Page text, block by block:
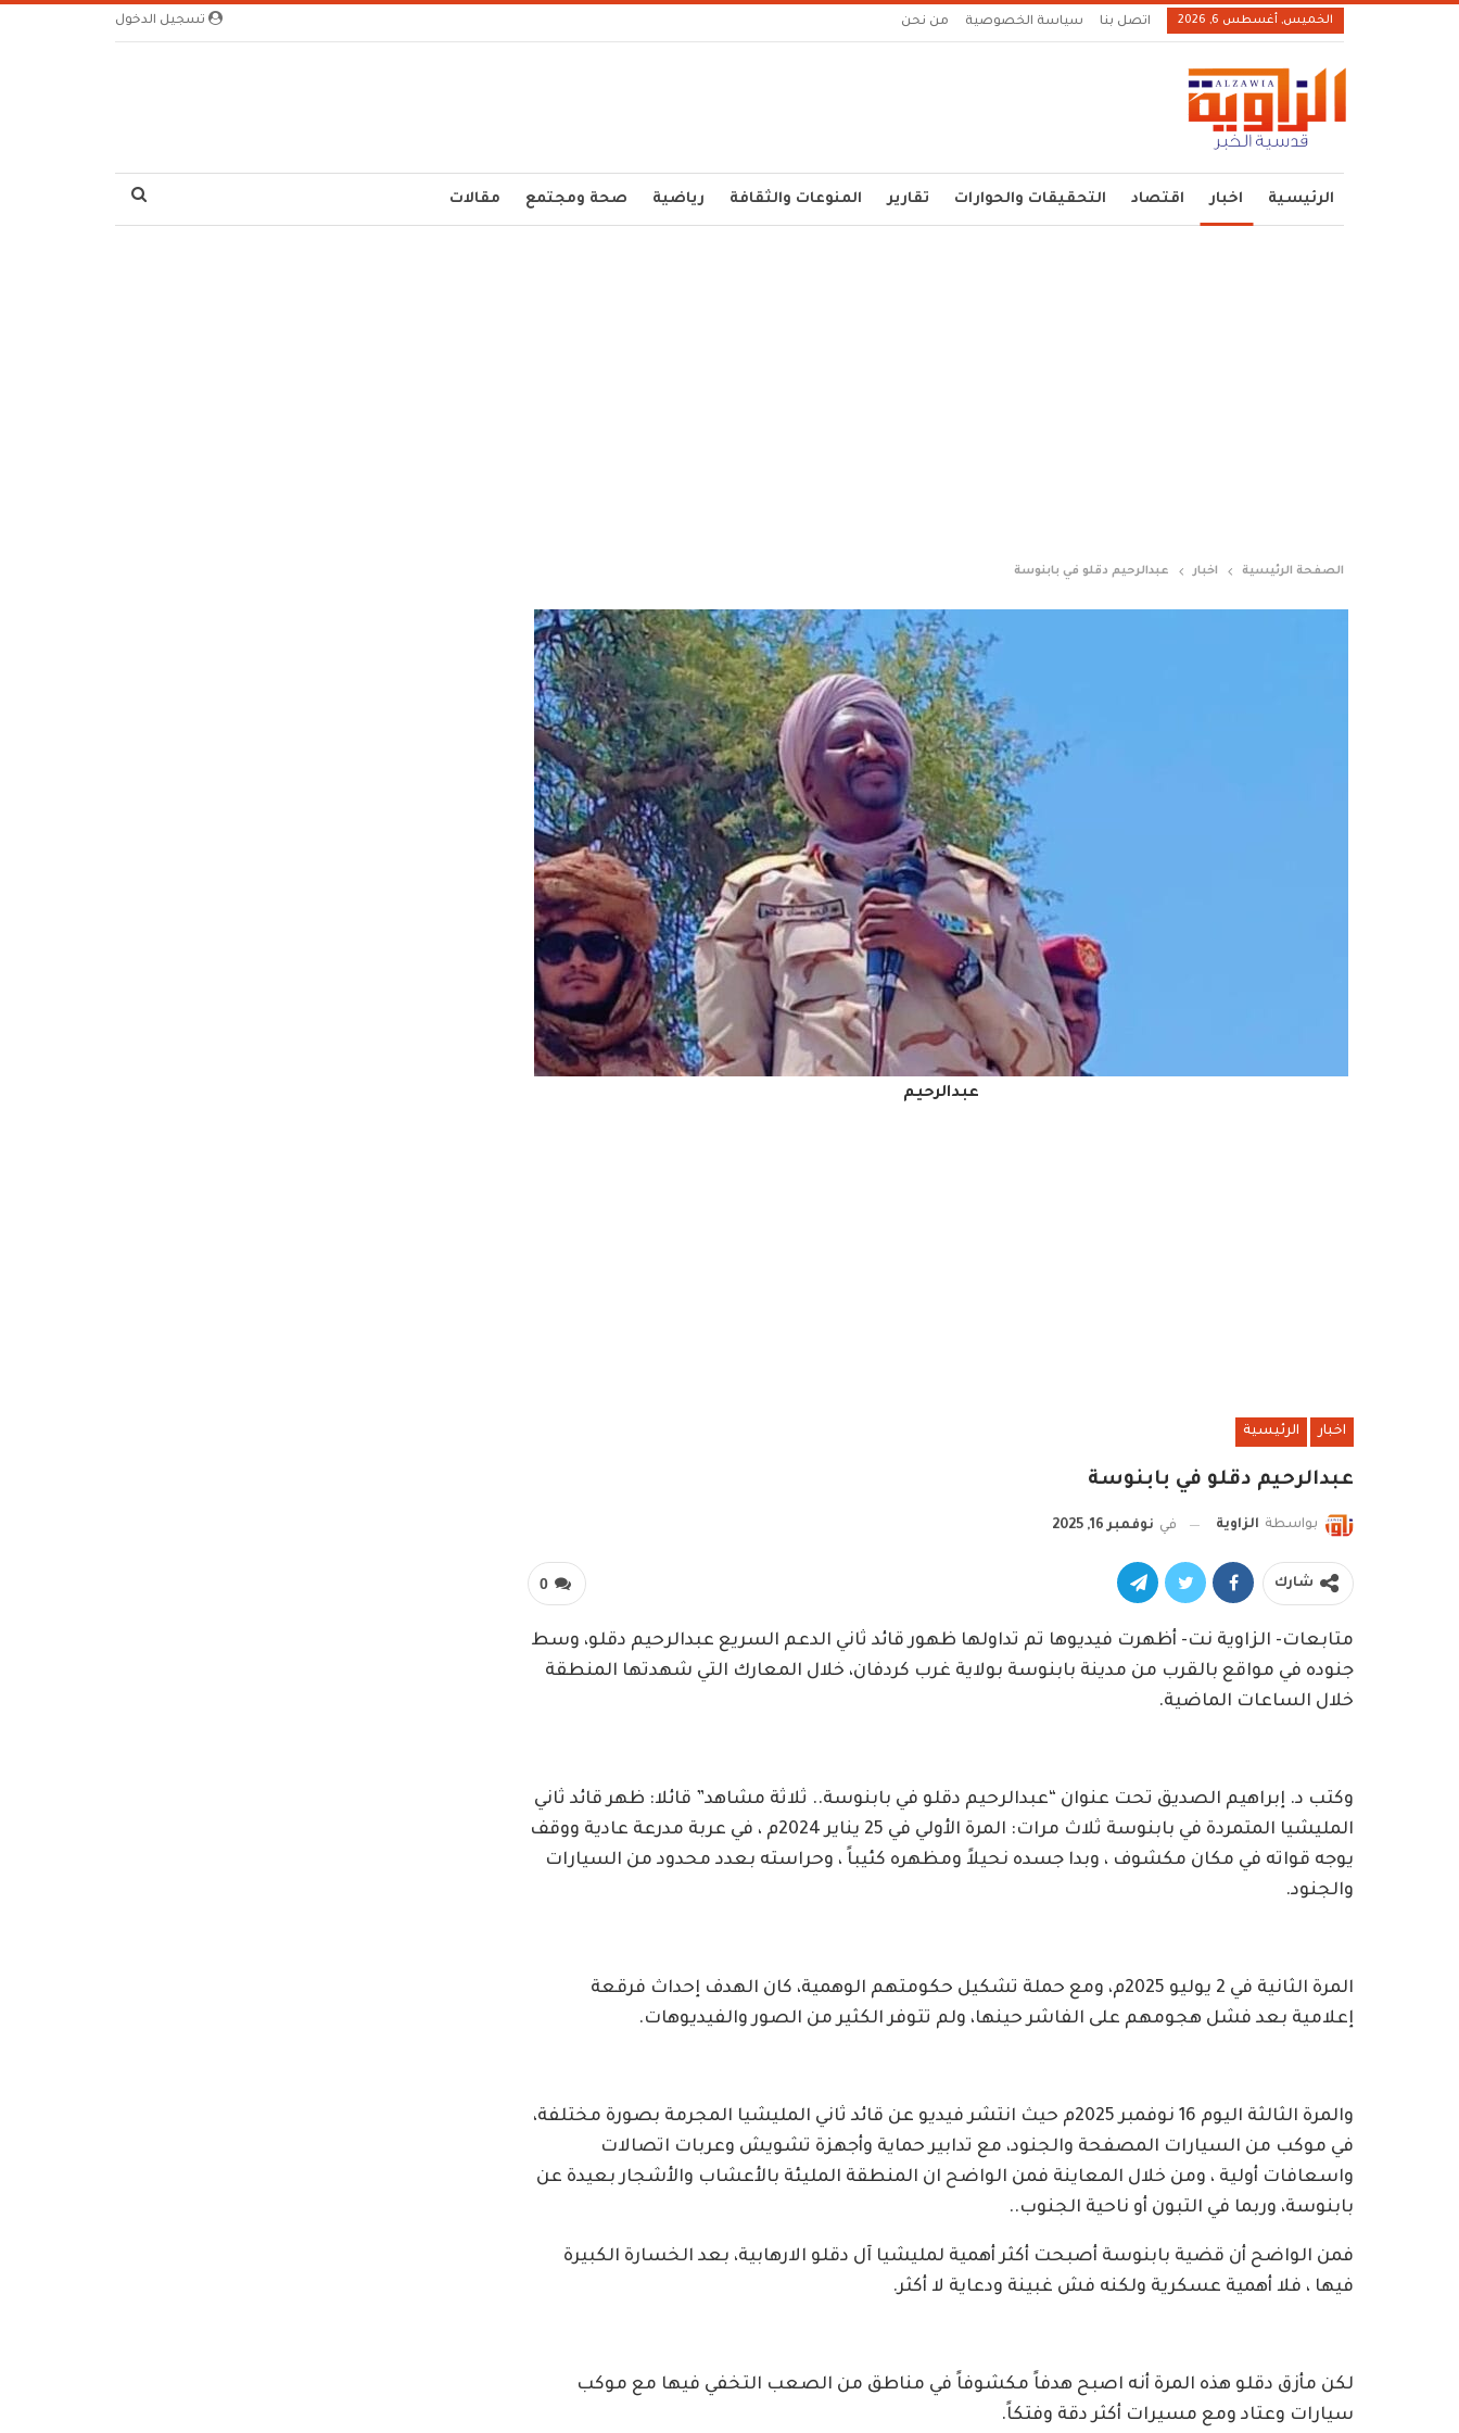
تسجيل الدخول الخميس, أغسطس 6, 2026 اتصل بنا سياسة الخصوصية من نحن
الرئيسية اخبار اقتصاد التحقيقات والحوارات تقارير المنوعات والثقافة رياضية صحة ومجتمع مقالات
الصفحة الرئيسية اخبار عبدالرحيم دقلو في بابنوسة
عبدالرحيم
اخبار الرئيسية
عبدالرحيم دقلو في بابنوسة
بواسطة الزاوية في نوفمبر 16, 2025
0 شارك
متابعات- الزاوية نت- أظهرت فيديوها تم تداولها ظهور قائد ثاني الدعم السريع عبدالرحيم دقلو، وسط
جنوده في مواقع بالقرب من مدينة بابنوسة بولاية غرب كردفان، خلال المعارك التي شهدتها المنطقة
خلال الساعات الماضية.
وكتب د. إبراهيم الصديق تحت عنوان “عبدالرحيم دقلو في بابنوسة.. ثلاثة مشاهد” قائلا: ظهر قائد ثاني
المليشيا المتمردة في بابنوسة ثلاث مرات: المرة الأولي في 25 يناير 2024م ، في عربة مدرعة عادية ووقف
يوجه قواته في مكان مكشوف ، وبدا جسده نحيلاً ومظهره كئيباً ، وحراسته بعدد محدود من السيارات
والجنود.
المرة الثانية في 2 يوليو 2025م، ومع حملة تشكيل حكومتهم الوهمية، كان الهدف إحداث فرقعة
إعلامية بعد فشل هجومهم على الفاشر حينها، ولم تتوفر الكثير من الصور والفيديوهات.
والمرة الثالثة اليوم 16 نوفمبر 2025م حيث انتشر فيديو عن قائد ثاني المليشيا المجرمة بصورة مختلفة،
في موكب من السيارات المصفحة والجنود، مع تدابير حماية وأجهزة تشويش وعربات اتصالات
واسعافات أولية ، ومن خلال المعاينة فمن الواضح ان المنطقة المليئة بالأعشاب والأشجار بعيدة عن
بابنوسة، وربما في التبون أو ناحية الجنوب..
فمن الواضح أن قضية بابنوسة أصبحت أكثر أهمية لمليشيا آل دقلو الارهابية، بعد الخسارة الكبيرة
فيها ، فلا أهمية عسكرية ولكنه فش غبينة ودعاية لا أكثر.
لكن مأزق دقلو هذه المرة أنه اصبح هدفاً مكشوفاً في مناطق من الصعب التخفي فيها مع موكب
سيارات وعتاد ومع مسيرات أكثر دقة وفتكاً.